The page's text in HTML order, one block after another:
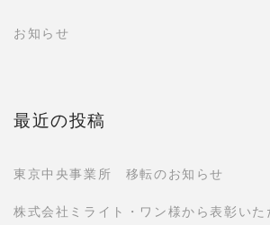
お知らせ
最近の投稿
東京中央事業所 移転のお知らせ
株式会社ミライト・ワン様から表彰いた